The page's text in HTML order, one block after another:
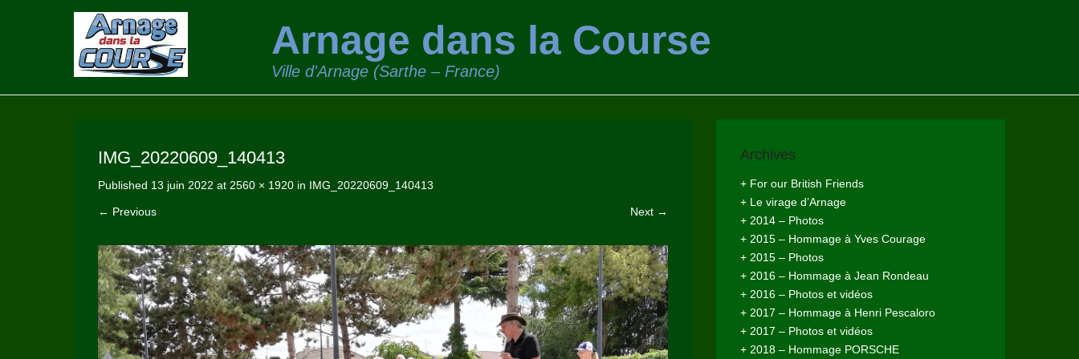
Arnage dans la Course
Ville d'Arnage (Sarthe – France)
IMG_20220609_140413
Published 13 juin 2022 at 2560 × 1920 in IMG_20220609_140413
← Previous Next →
Archives
+ For our British Friends
+ Le virage d’Arnage
+ 2014 – Photos
+ 2015 – Hommage à Yves Courage
+ 2015 – Photos
+ 2016 – Hommage à Jean Rondeau
+ 2016 – Photos et vidéos
+ 2017 – Hommage à Henri Pescaloro
+ 2017 – Photos et vidéos
+ 2018 – Hommage PORSCHE